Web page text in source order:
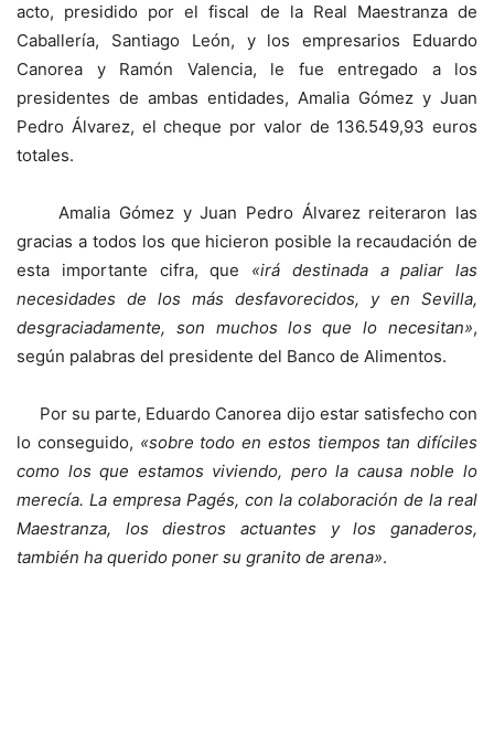
acto, presidido por el fiscal de la Real Maestranza de
Caballería, Santiago León, y los empresarios Eduardo
Canorea y Ramón Valencia, le fue entregado a los
presidentes de ambas entidades, Amalia Gómez y Juan
Pedro Álvarez, el cheque por valor de 136.549,93 euros
totales.
Amalia Gómez y Juan Pedro Álvarez reiteraron las
gracias a todos los que hicieron posible la recaudación de
esta importante cifra, que «irá destinada a paliar las
necesidades de los más desfavorecidos, y en Sevilla,
desgraciadamente, son muchos los que lo necesitan»,
según palabras del presidente del Banco de Alimentos.
Por su parte, Eduardo Canorea dijo estar satisfecho con
lo conseguido, «sobre todo en estos tiempos tan difíciles
como los que estamos viviendo, pero la causa noble lo
merecía. La empresa Pagés, con la colaboración de la real
Maestranza, los diestros actuantes y los ganaderos,
también ha querido poner su granito de arena».